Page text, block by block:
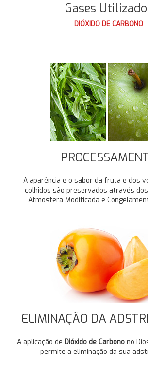
Gases
DIÓXIDO DE CARBONO
A aparência e o sabor da fruta e dos
colhidos são preservados através
Atmosfera Modificada e
ELIMINAÇÃO DA
A aplicação de Dióxido de Carbonono
permite a eliminação da sua